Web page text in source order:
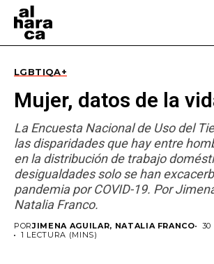
LGBTIQA+
Mujer, datos de la
La Encuesta Nacional de Uso del
las disparidades que hay entre
en la distribución de trabajo
desigualdades solo se han
pandemia por COVID-19. Por
Natalia Franco.
PORJIMENA AGUILAR, NATALIA FRANCO
30
1 LECTURA (MINS)